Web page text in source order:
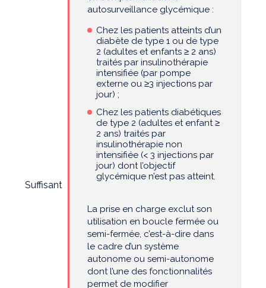
Suffisant
autosurveillance glycémique :
Chez les patients atteints d’un
diabète de type 1 ou de type
2 (adultes et enfants ≥ 2 ans)
traités par insulinothérapie
intensifiée (par pompe
externe ou ≥3 injections par
jour) ;
Chez les patients diabétiques
de type 2 (adultes et enfant ≥
2 ans) traités par
insulinothérapie non
intensifiée (< 3 injections par
jour) dont l’objectif
glycémique n’est pas atteint.
La prise en charge exclut son
utilisation en boucle fermée ou
semi-fermée, c’est-à-dire dans
le cadre d’un système
autonome ou semi-autonome
dont l’une des fonctionnalités
permet de modifier